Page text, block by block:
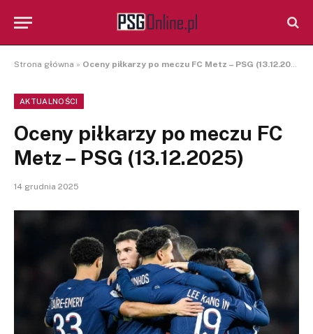
Strona główna » Oceny piłkarzy po meczu FC Metz – PSG (13.12.2025)
AKTUALNOŚCI
Oceny piłkarzy po meczu FC
Metz – PSG (13.12.2025)
14 grudnia 2025